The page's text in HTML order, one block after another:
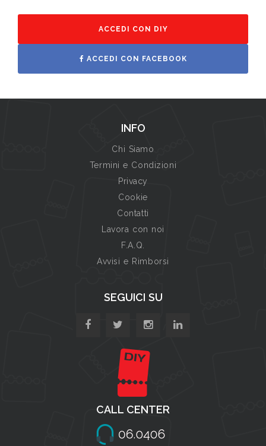
ACCEDI CON DIY
ACCEDI CON FACEBOOK
INFO
Chi Siamo
Termini e Condizioni
Privacy
Cookie
Contatti
Lavora con noi
F.A.Q.
Avvisi e Rimborsi
SEGUICI SU
CALL CENTER